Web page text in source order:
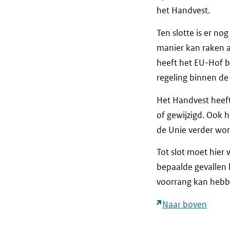
het Handvest.
Ten slotte is er
manier kan raken
heeft het EU-Hof
regeling binnen
Het Handvest
of gewijzigd. Ook
de Unie verder
Tot slot moet hier
bepaalde
voorrang kan
Naar boven